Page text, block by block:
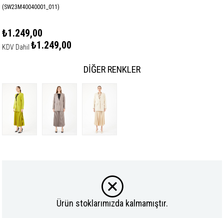
(SW23M40040001_011)
₺1.249,00
KDV Dahil ₺1.249,00
DIĞER RENKLER
Ürün stoklarımızda kalmamıştır.